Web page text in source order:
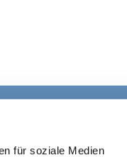
für soziale Medien